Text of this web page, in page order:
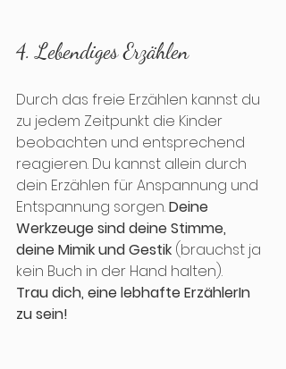
4. Lebendiges Erzählen
Durch das freie Erzählen kannst du
zu jedem Zeitpunkt die Kinder
beobachten und entsprechend
reagieren. Du kannst allein durch
dein Erzählen für Anspannung und
Entspannung sorgen. Deine
Werkzeuge sind deine Stimme,
deine Mimik und Gestik (brauchst ja
kein Buch in der Hand halten).
Trau dich, eine lebhafte ErzählerIn
zu sein!